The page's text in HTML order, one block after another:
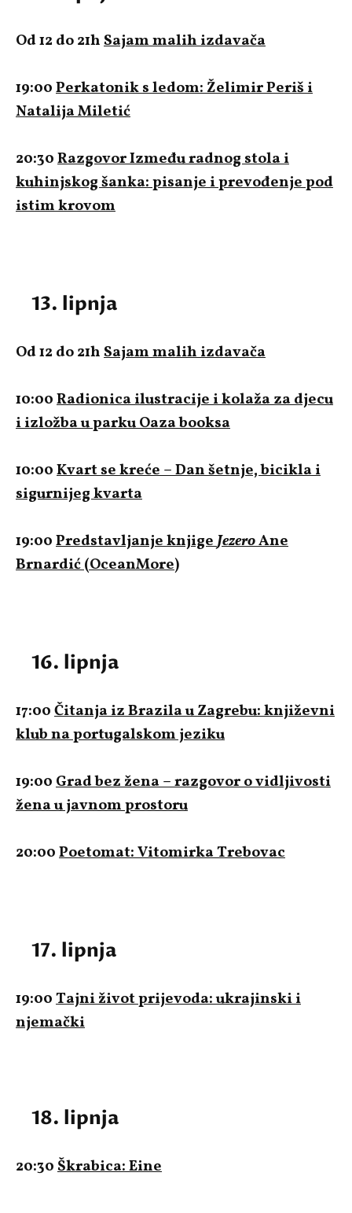
Od 12 do 21hSajam malih izdavača
19:00Perkatonik s ledom: Želimir Periš i
Natalija Miletić
20:30Razgovor Između radnog stola i
kuhinjskog šanka: pisanje i prevođenje pod
istim krovom
13. lipnja
Od 12 do 21hSajam malih izdavača
10:00Radionica ilustracije i kolaža za djecu
i izložba u parku Oaza booksa
10:00Kvart se kreće – Dan šetnje, bicikla i
sigurnijeg kvarta
19:00Predstavljanje knjigeJezeroAne
Brnardić (OceanMore)
16. lipnja
17:00Čitanja iz Brazila u Zagrebu: književni
klub na portugalskom jeziku
19:00Grad bez žena – razgovor o vidljivosti
žena u javnom prostoru
20:00Poetomat: Vitomirka Trebovac
17. lipnja
19:00Tajni život prijevoda: ukrajinski i
njemački
18. lipnja
20:30Škrabica: Eine